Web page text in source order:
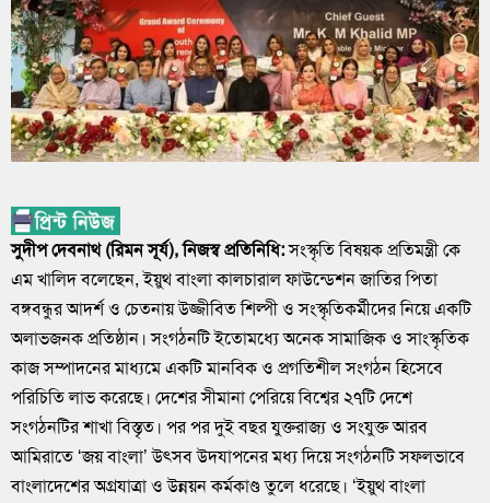
সুদীপ দেবনাথ (রিমন সূর্য), নিজস্ব প্রতিনিধি:সংস্কৃতি বিষয়ক প্রতিমন্ত্রী কে
এম খালিদ বলেছেন, ইয়ুথ বাংলা কালচারাল ফাউন্ডেশন জাতির পিতা
বঙ্গবন্ধুর আদর্শ ও চেতনায় উজ্জীবিত শিল্পী ও সংস্কৃতিকর্মীদের নিয়ে একটি
অলাভজনক প্রতিষ্ঠান। সংগঠনটি ইতোমধ্যে অনেক সামাজিক ও সাংস্কৃতিক
কাজ সম্পাদনের মাধ্যমে একটি মানবিক ও প্রগতিশীল সংগঠন হিসেবে
পরিচিতি লাভ করেছে। দেশের সীমানা পেরিয়ে বিশ্বের ২৭টি দেশে
সংগঠনটির শাখা বিস্তৃত। পর পর দুই বছর যুক্তরাজ্য ও সংযুক্ত আরব
আমিরাতে ‘জয় বাংলা’ উৎসব উদযাপনের মধ্য দিয়ে সংগঠনটি সফলভাবে
বাংলাদেশের অগ্রযাত্রা ও উন্নয়ন কর্মকাণ্ড তুলে ধরেছে। ‘ইয়ুথ বাংলা